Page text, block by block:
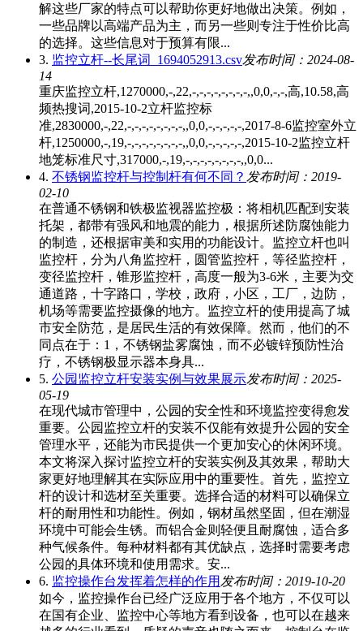
解这些厂家的特点可以帮助你更好地做出决策。例如，
一些品牌以高端产品为主，而另一些则专注于性价比高
的选择。这些信息对于预算有限...
3. 监控立杆--长尾词_1694052913.csv发布时间：2024-08-
14
重庆监控立杆,1270000,-,22,-,-,-,-,-,-,-,-,,0,0,-,-,高,10.58,高
频热搜词,2015-10-2立杆监控标
准,2830000,-,22,-,-,-,-,-,-,-,-,,0,0,-,-,-,-,-,2017-8-6监控室外立
杆,1250000,-,19,-,-,-,-,-,-,-,-,,0,0,-,-,-,-,-,2015-10-2监控立杆
地笼标准尺寸,317000,-,19,-,-,-,-,-,-,-,-,,0,0...
4. 不锈钢监控杆与控制杆有何不同？ 发布时间：2019-
02-10
在普通不锈钢和铁极监视器监控极：将相机匹配到安装
托架，都带有强风和地震的能力，根据所述防腐蚀能力
的制造，还根据审美和实用的功能设计。监控立杆也叫
监控杆，分为八角监控杆，圆管监控杆，等径监控杆，
变径监控杆，锥形监控杆，高度一般为3-6米，主要为交
通道路，十字路口，学校，政府，小区，工厂，边防，
机场等需要监控摄像的地方。监控立杆的使用提高了城
市安全防范，是居民生活的有效保障。然而，他们的不
同点在于：1，不锈钢盐雾腐蚀，而不必镀锌预防性治
疗，不锈钢极显示器本身具...
5. 公园监控立杆安装实例与效果展示发布时间：2025-
05-19
在现代城市管理中，公园的安全性和环境监控变得愈发
重要。公园监控立杆的安装不仅能有效提升公园的安全
管理水平，还能为市民提供一个更加安心的休闲环境。
本文将深入探讨监控立杆的安装实例及其效果，帮助大
家更好地理解其在实际应用中的重要性。首先，监控立
杆的设计和选材至关重要。选择合适的材料可以确保立
杆的耐用性和功能性。例如，钢材虽然坚固，但在潮湿
环境中可能会生锈。而铝合金则轻便且耐腐蚀，适合多
种气候条件。每种材料都有其优缺点，选择时需要考虑
公园的具体环境和使用需求。安...
6. 监控操作台发挥着怎样的作用 发布时间：2019-10-20
如今，监控操作台已经广泛应用于各个地方，不仅可以
在国有企业、监控中心等地方看到设备，也可以在越来